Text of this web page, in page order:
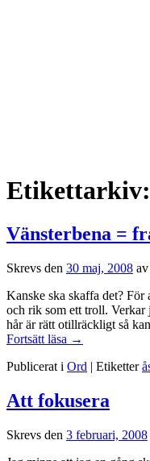
Etikettarkiv:
Vänsterbena =
Skrevs den 30 maj, 2008 av
Kanske ska skaffa det?
och rik som ett troll.
hår är rätt otillräckligt så
Fortsätt läsa Vänsterbena
framgång?
→
Publicerat i Ord | Etiketter
Att fokusera
Skrevs den 3 februari, 2008